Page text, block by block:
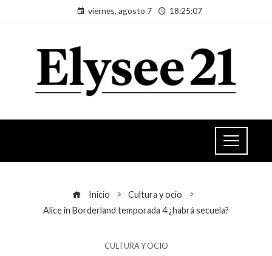
viernes, agosto 7 18:25:07
Inicio
Cultura y ocio
Alice in Borderland temporada 4 ¿habrá secuela?
CULTURA Y OCIO